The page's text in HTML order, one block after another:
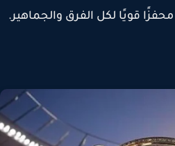
قويًا لكل الفرق والجماهير.